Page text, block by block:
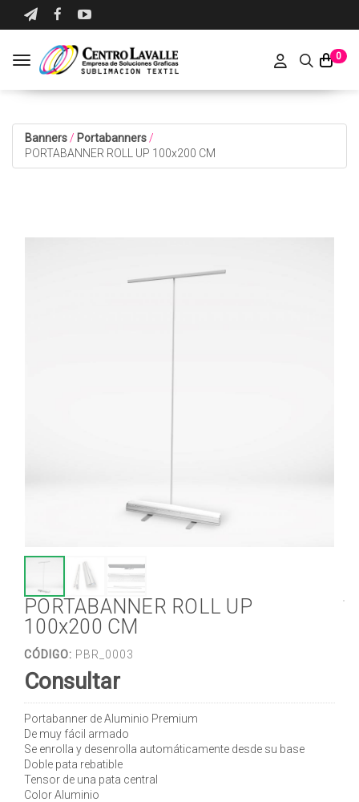
0
Toggle navigation
Banners / Portabanners /
PORTABANNER ROLL UP 100x200 CM
PORTABANNER ROLL UP
100x200 CM
CÓDIGO: PBR_0003
Consultar
Portabanner de Aluminio Premium
De muy fácil armado
Se enrolla y desenrolla automáticamente desde su base
Doble pata rebatible
Tensor de una pata central
Color Aluminio